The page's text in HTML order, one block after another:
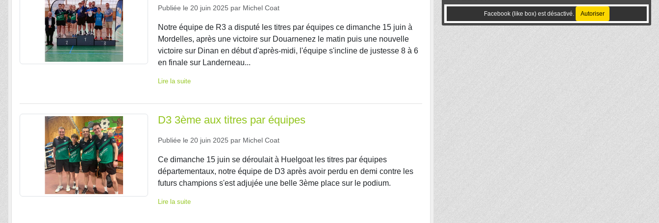
Publiée le 20 juin 2025 par Michel Coat
Notre équipe de R3 a disputé les titres par équipes ce dimanche 15 juin à
Mordelles, après une victoire sur Douarnenez le matin puis une nouvelle
victoire sur Dinan en début d'après-midi, l'équipe s'incline de justesse 8 à 6
en finale sur Landerneau...
Lire la suite
D3 3ème aux titres par équipes
Publiée le 20 juin 2025 par Michel Coat
Ce dimanche 15 juin se déroulait à Huelgoat les titres par équipes
départementaux, notre équipe de D3 après avoir perdu en demi contre les
futurs champions s'est adjujée une belle 3ème place sur le podium.
Lire la suite
Facebook (like box) est désactivé. Autoriser